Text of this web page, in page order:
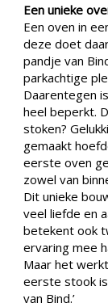
Een unieke
Een oven in
deze doet
pandje van
parkachtige
Daarentegen
heel beperkt.
stoken?
gemaakt
eerste oven
zowel van
Dit unieke
veel liefde en
betekent ook
ervaring mee
Maar het
eerste stook
van Bind.’